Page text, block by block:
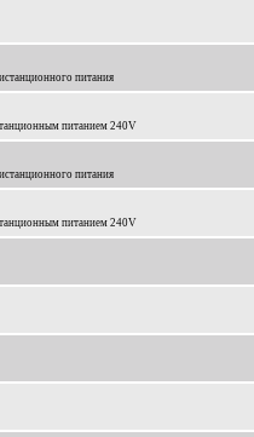
питания
питанием 240V
питания
питанием 240V